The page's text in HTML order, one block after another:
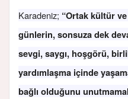
Karadeniz; “Ortak kültür
günlerin, sonsuza dek
sevgi, saygı, hoşgörü,
yardımlaşma içinde
bağlı olduğunu